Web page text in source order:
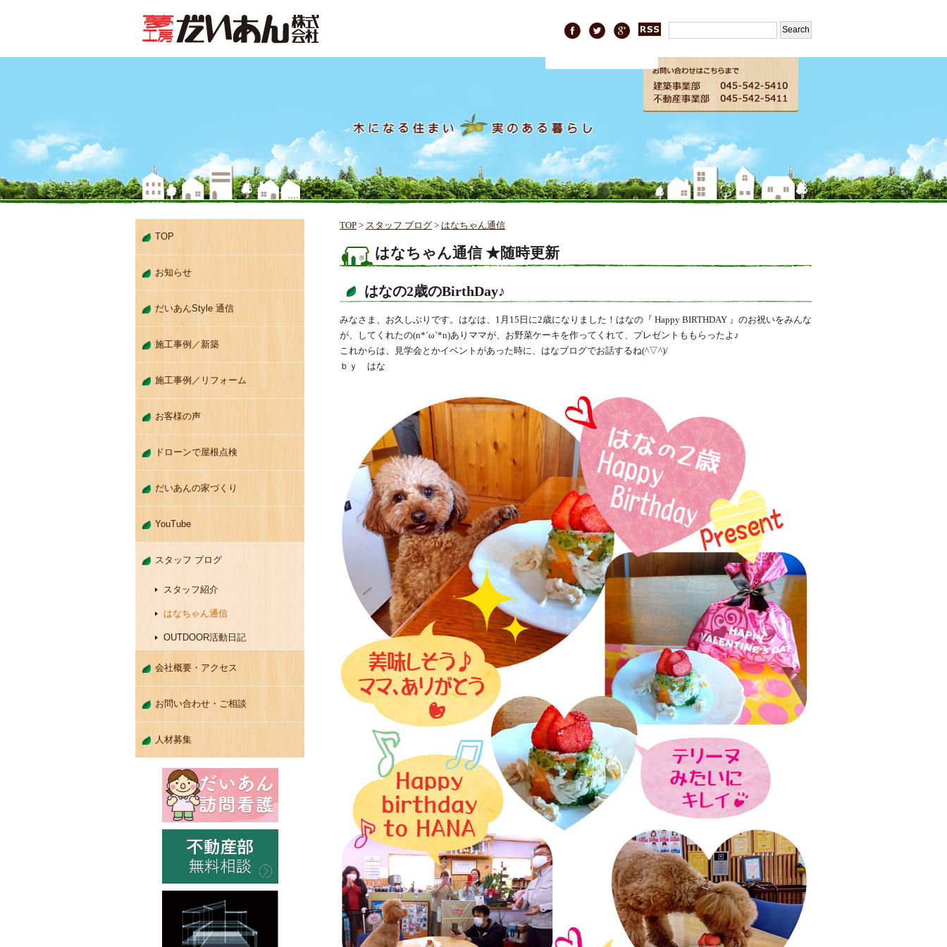
TOP
お知らせ
だいあんStyle 通信
施工事例／新築
施工事例／リフォーム
お客様の声
ドローンで屋根点検
だいあんの家づくり
YouTube
スタッフ ブログ
スタッフ紹介
はなちゃん通信
OUTDOOR活動日記
会社概要・アクセス
お問い合わせ・ご相談
人材募集
TOP > スタッフ ブログ > はなちゃん通信
はなちゃん通信 ★随時更新
はなの2歳のBirthDay♪
みなさま、お久しぶりです。はなは、1月15日に2歳になりました！はなの『 Happy BIRTHDAY 』のお祝いをみんな
が、してくれたの(n*´ω`*n)ありママが、お野菜ケーキを作ってくれて、プレゼントももらったよ♪
これからは、見学会とかイベントがあった時に、はなブログでお話するね(^▽^)/
ｂｙ はな